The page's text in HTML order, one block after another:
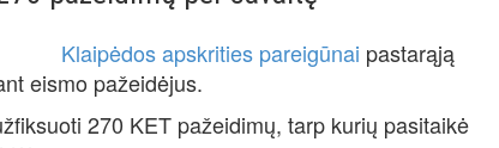
Klaipėdos apskrities pareigūnai pastarąją
eismo pažeidėjus.
270 KET pažeidimų, tarp kurių pasitaikė